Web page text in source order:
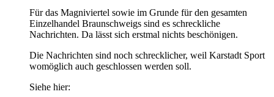
Für das Magniviertel sowie im Grunde für den gesamten
Einzelhandel Braunschweigs sind es schreckliche
Nachrichten. Da lässt sich erstmal nichts beschönigen.
Die Nachrichten sind noch schrecklicher, weil Karstadt Sport
womöglich auch geschlossen werden soll.
Siehe hier: